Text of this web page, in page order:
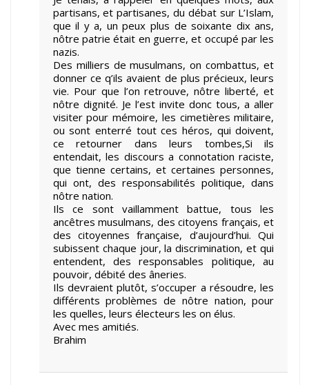
partisans, et partisanes, du débat sur L’Islam,
que il y a, un peux plus de soixante dix ans,
nôtre patrie était en guerre, et occupé par les
nazis.
Des milliers de musulmans, on combattus, et
donner ce q’ils avaient de plus précieux, leurs
vie. Pour que l’on retrouve, nôtre liberté, et
nôtre dignité. Je l’est invite donc tous, a aller
visiter pour mémoire, les cimetières militaire,
ou sont enterré tout ces héros, qui doivent,
ce retourner dans leurs tombes,Si ils
entendait, les discours a connotation raciste,
que tienne certains, et certaines personnes,
qui ont, des responsabilités politique, dans
nôtre nation.
Ils ce sont vaillamment battue, tous les
ancêtres musulmans, des citoyens français, et
des citoyennes française, d’aujourd’hui. Qui
subissent chaque jour, la discrimination, et qui
entendent, des responsables politique, au
pouvoir, débité des âneries.
Ils devraient plutôt, s’occuper a résoudre, les
différents problèmes de nôtre nation, pour
les quelles, leurs électeurs les on élus.
Avec mes amitiés.
Brahim